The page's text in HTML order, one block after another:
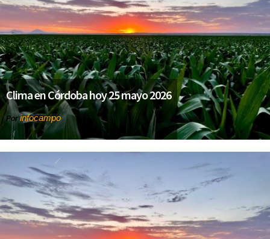
Clima en Córdoba hoy 25 mayo 2026
Por infocampo